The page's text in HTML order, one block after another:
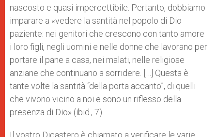
nascosto e quasi impercettibile. Pertanto, dobbiamo
imparare a «vedere la santità nel popolo di Dio
paziente: nei genitori che crescono con tanto amore
i loro figli, negli uomini e nelle donne che lavorano per
portare il pane a casa, nei malati, nelle religiose
anziane che continuano a sorridere. […] Questa è
tante volte la santità “della porta accanto”, di quelli
che vivono vicino a noi e sono un riflesso della
presenza di Dio» (ibid., 7).
Il vostro Dicastero è chiamato a verificare le varie